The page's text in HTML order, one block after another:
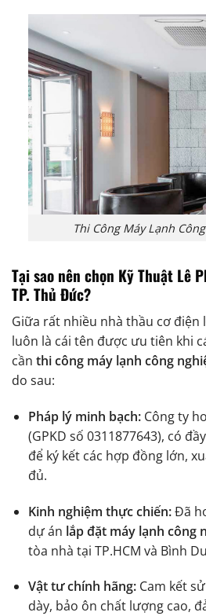
Thi Công Máy Lạnh
Tại sao nên chọn Kỹ Thuật Lê
TP. Thủ Đức?
Giữa rất nhiều nhà thầu cơ điện
luôn là cái tên được ưu tiên khi
cần thi công máy lạnh công
do sau:
Pháp lý minh bạch:Công ty
(GPKD số 0311877643), có
để ký kết các hợp đồng lớn,
đủ.
Kinh nghiệm thực chiến:Đã
dự án lắp đặt máy lạnh công
tòa nhà tại TP.HCM và Bình
Vật tư chính hãng:Cam kết
dày, bảo ôn chất lượng cao,